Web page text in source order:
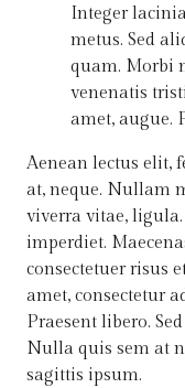
Integer
metus. Sed
quam. Morbi
venenatis
amet, augue.
Aenean lectus elit,
at, neque. Nullam
viverra vitae,
imperdiet.
consectetuer risus
amet, consectetur
Praesent libero.
Nulla quis sem at
sagittis ipsum.